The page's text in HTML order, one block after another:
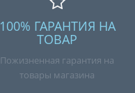
100% ГАРАНТИЯ НА
ТОВАР
Пожизненная гарантия на
товары магазина